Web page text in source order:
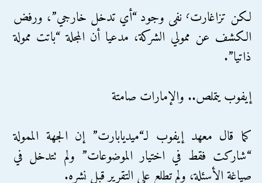
لكن تزاغارت٬ نفى وجود “أي تدخل خارجي”، ورفض
الكشف عن ممولي الشركة، مدعيا أن المجلة “باتت ممولة
ذاتيا”.
إيفوب يتملص.. والإمارات صامتة
كما قال معهد إيفوب لـ“ميديابارت” إن الجهة الممولة
“شاركت فقط في اختيار الموضوعات” ولم تتدخل في
صياغة الأسئلة، ولم تطلع على التقرير قبل نشره.